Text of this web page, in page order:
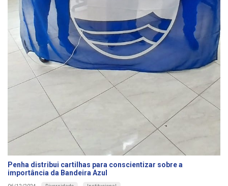
Penha distribui cartilhas para conscientizar sobre a
importância da Bandeira Azul